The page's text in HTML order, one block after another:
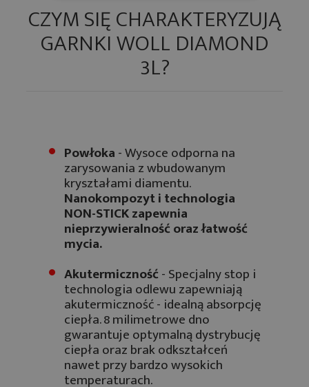
CZYM SIĘ CHARAKTERYZUJĄ
GARNKI WOLL DIAMOND
3L?
Powłoka- Wysoce odporna na
zarysowania z wbudowanym
kryształami diamentu.
Nanokompozyt i technologia
NON-STICK zapewnia
nieprzywieralność oraz łatwość
mycia.
Akutermiczność- Specjalny stop i
technologia odlewu zapewniają
akutermiczność - idealną absorpcję
ciepła. 8 milimetrowe dno
gwarantuje optymalną dystrybucję
ciepła oraz brak odkształceń
nawet przy bardzo wysokich
temperaturach.